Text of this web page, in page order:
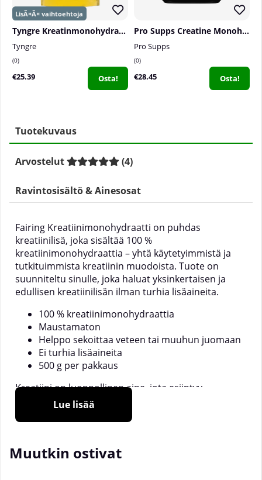
Tyngre Kreatinmonohydrat, 400 g
Tyngre
0
€25.39 Osta!
Pro Supps Creatine Monohydrate, 300 g
Pro Supps
0
€28.45 Osta!
Tuotekuvaus
Arvostelut (4)
Ravintosisältö & Ainesosat
Fairing Kreatiinimonohydraatti on puhdas
kreatiinilisä, joka sisältää 100 %
kreatiinimonohydraattia – yhtä käytetyimmistä ja
tutkituimmista kreatiinin muodoista. Tuote on
suunniteltu sinulle, joka haluat yksinkertaisen ja
edullisen kreatiinilisän ilman turhia lisäaineita.
100 % kreatiinimonohydraattia
Maustamaton
Helppo sekoittaa veteen tai muuhun juomaan
Ei turhia lisäaineita
500 g per pakkaus
Kreatiini on luonnollinen aine, jota esiintyy
elimistössä ja pieninä määrinä myös esimerkiksi
ensisijaisesti voimaharjoittelun ja muun korkean
räjähtäviä ja toistuvia voimansuorituksia.
Lue lisää
Muutkin ostivat